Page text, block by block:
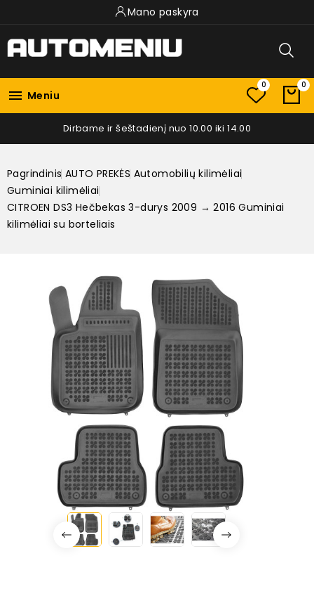
Mano paskyra
 Meniu
0 0
Dirbame ir šeštadienį nuo 10.00 iki 14.00
Pagrindinis AUTO PREKĖS Automobilių kilimėliai
Guminiai kilimėliai
CITROEN DS3 Hečbekas 3-durys 2009 → 2016 Guminiai
kilimėliai su borteliais